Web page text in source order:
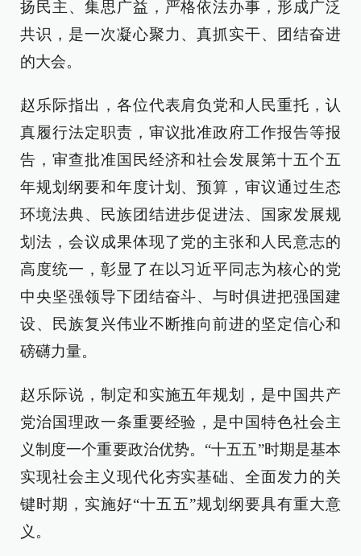
扬民主、集思广益，严格依法办事，形成广泛
共识，是一次凝心聚力、真抓实干、团结奋进
的大会。
赵乐际指出，各位代表肩负党和人民重托，认
真履行法定职责，审议批准政府工作报告等报
告，审查批准国民经济和社会发展第十五个五
年规划纲要和年度计划、预算，审议通过生态
环境法典、民族团结进步促进法、国家发展规
划法，会议成果体现了党的主张和人民意志的
高度统一，彰显了在以习近平同志为核心的党
中央坚强领导下团结奋斗、与时俱进把强国建
设、民族复兴伟业不断推向前进的坚定信心和
磅礴力量。
赵乐际说，制定和实施五年规划，是中国共产
党治国理政一条重要经验，是中国特色社会主
义制度一个重要政治优势。“十五五”时期是基本
实现社会主义现代化夯实基础、全面发力的关
键时期，实施好“十五五”规划纲要具有重大意
义。